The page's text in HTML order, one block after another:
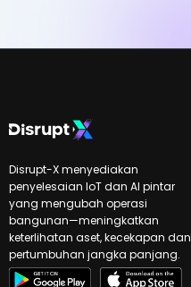
Disrupt-X menyediakan
penyelesaian IoT dan AI pintar
yang mengubah operasi
bangunan—meningkatkan
keterlihatan aset, kecekapan dan
pertumbuhan jangka panjang.